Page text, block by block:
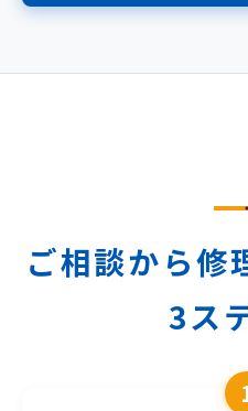
ご相談から修
3ス